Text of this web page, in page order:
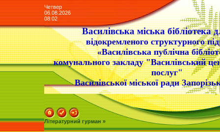
Четвер
06.08.2026
08:02
Василівська міська бібліотека
відокремленого структурного
«Василівська публічна
комунального закладу "Василівський
послуг"
Василівської міської ради
Літературний гурман »